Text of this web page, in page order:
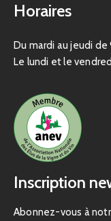
Horaires
Du mardi au jeudi de
Le lundi et le
Inscription
Abonnez-vous à